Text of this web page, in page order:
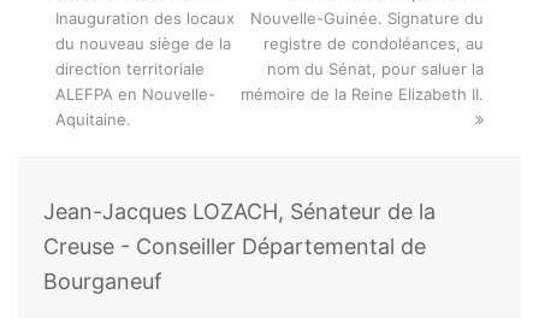
Inauguration des locaux
du nouveau siège de la
direction territoriale
ALEFPA en Nouvelle-
Aquitaine.
Nouvelle-Guinée. Signature du
registre de condoléances, au
nom du Sénat, pour saluer la
mémoire de la Reine Elizabeth II.
Jean-Jacques LOZACH, Sénateur de la
Creuse - Conseiller Départemental de
Bourganeuf